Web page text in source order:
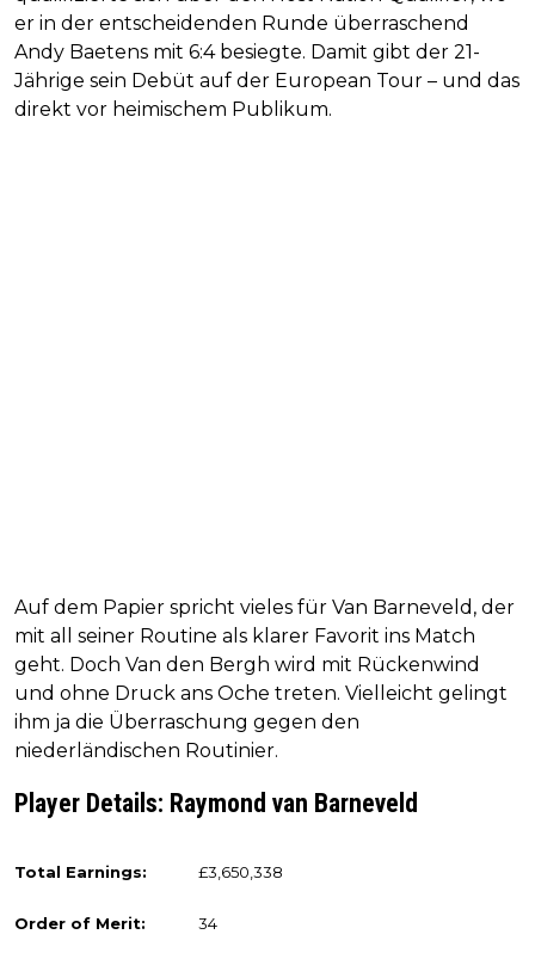
er in der entscheidenden Runde überraschend
Andy Baetens mit 6:4 besiegte. Damit gibt der 21-
Jährige sein Debüt auf der European Tour – und das
direkt vor heimischem Publikum.
Auf dem Papier spricht vieles für Van Barneveld, der
mit all seiner Routine als klarer Favorit ins Match
geht. Doch Van den Bergh wird mit Rückenwind
und ohne Druck ans Oche treten. Vielleicht gelingt
ihm ja die Überraschung gegen den
niederländischen Routinier.
Player Details: Raymond van Barneveld
Total Earnings: £3,650,338
Order of Merit: 34